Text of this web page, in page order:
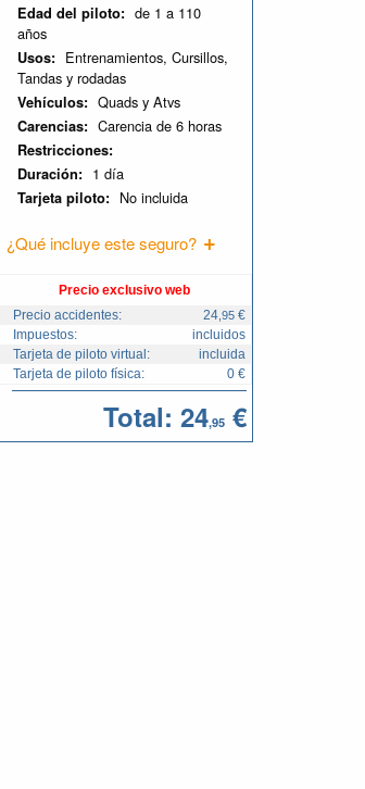
Edad del piloto: de 1 a 110
años
Usos:
Entrenamientos, Cursillos,
Tandas y rodadas
Vehículos: Quads y Atvs
Carencias: Carencia de 6 horas
Restricciones:
Duración:
1 día
Tarjeta piloto: No incluida
¿Qué incluye este seguro?
Precio exclusivo web
Precio accidentes:
24 ,95 €
Impuestos:
incluidos
Tarjeta de piloto virtual:
incluida
Tarjeta de piloto física:
0 €
Total: 24,95 €